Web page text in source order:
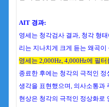
AIT 경과:
영세는 청각검사 결과, 청각 형
리는 지나치게 크게 듣는 왜곡
영세는 2,000Hz, 4,000Hz에 필
종료한 후에는 청각의 극적인
생각을 표현했으며, 의사소통과
현상은 청각의 극적인 정상화로